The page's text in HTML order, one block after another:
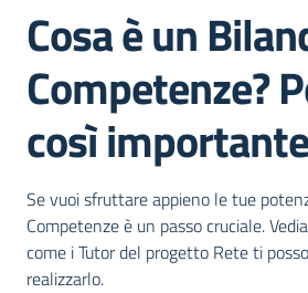
Cosa è un
Competenze?
così
Dettagli della
Se vuoi sfruttare appieno le tue
Competenze è un passo cruciale.
come i Tutor del progetto Rete ti
realizzarlo.